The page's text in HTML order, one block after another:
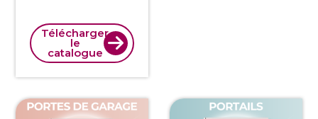
Télécharger
le
catalogue